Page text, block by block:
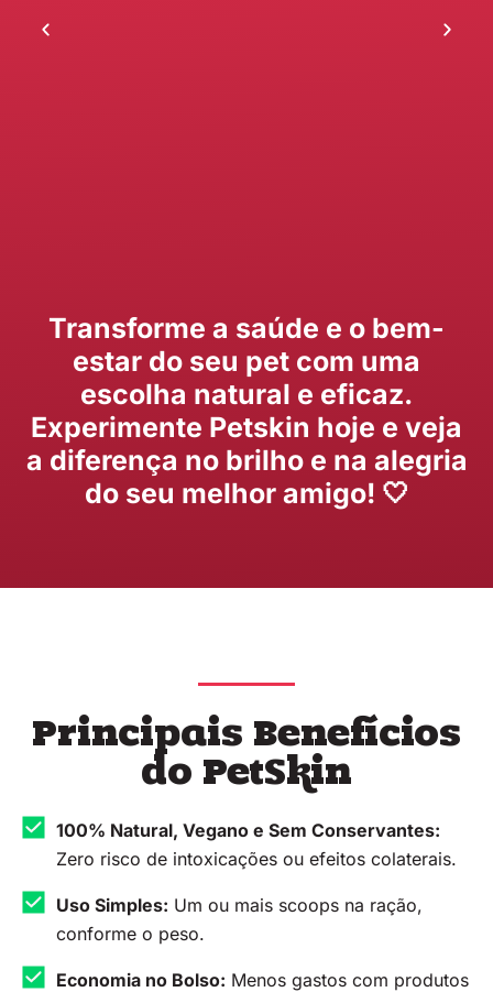
Transforme a saúde e o bem-
estar do seu pet com uma
escolha natural e eficaz.
Experimente Petskin hoje e veja
a diferença no brilho e na alegria
do seu melhor amigo! 🤍
Principais Benefícios
do PetSkin
100% Natural, Vegano e Sem Conservantes:
Zero risco de intoxicações ou efeitos colaterais.
Uso Simples: Um ou mais scoops na ração,
conforme o peso.
Economia no Bolso: Menos gastos com produtos